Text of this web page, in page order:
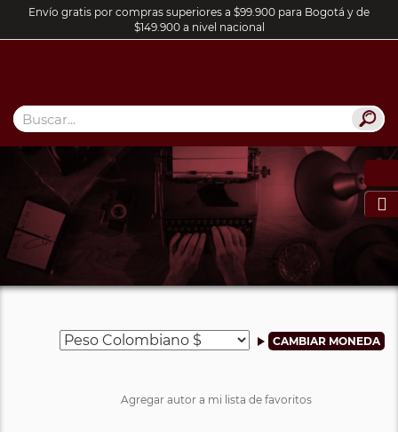
Envío gratis por compras superiores a $99.900 para Bogotá y de
$149.900 a nivel nacional

Agregar autor a mi lista de favoritos